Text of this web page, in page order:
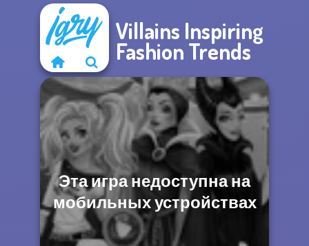
Villains Inspiring
Fashion Trends
Эта игра недоступна на
мобильных устройствах